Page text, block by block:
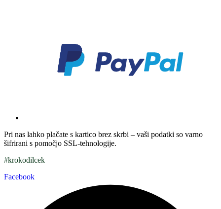
Pri nas lahko plačate s kartico brez skrbi – vaši podatki so varno
šifrirani s pomočjo SSL-tehnologije.
#krokodilcek
Facebook